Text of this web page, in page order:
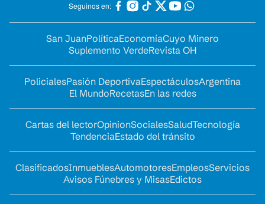
Seguinos en:
San JuanPolíticaEconomíaCuyo Minero
Suplemento VerdeRevista OH
PolicialesPasión DeportivaEspectáculosArgentina
El MundoRecetasEn las redes
Cartas del lectorOpinionSocialesSaludTecnología
TendenciaEstado del tránsito
ClasificadosInmueblesAutomotoresEmpleosServicios
Avisos Fúnebres y MisasEdictos